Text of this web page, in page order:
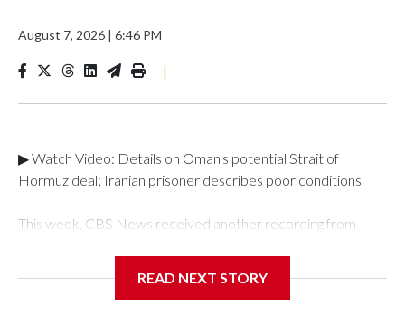
August 7, 2026 | 6:46 PM
|
▶ Watch Video: Details on Oman's potential Strait of
Hormuz deal; Iranian prisoner describes poor conditions
This week, CBS News received another recording from
out in June, and he wants his most recent statement to be
READ NEXT STORY